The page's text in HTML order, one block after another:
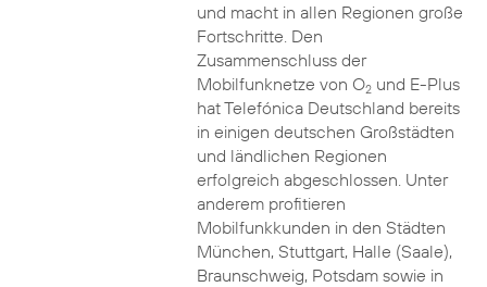
und macht in allen Regionen große
Fortschritte. Den
Zusammenschluss der
Mobilfunknetze von O2und E-Plus
hat Telefónica Deutschland bereits
in einigen deutschen Großstädten
und ländlichen Regionen
erfolgreich abgeschlossen. Unter
anderem profitieren
Mobilfunkkunden in den Städten
München, Stuttgart, Halle (Saale),
Braunschweig, Potsdam sowie in